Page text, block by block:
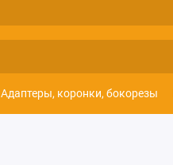
Адаптеры, коронки, бокорезы